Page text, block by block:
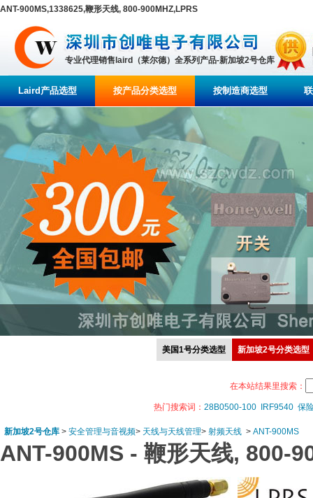
ANT-900MS,1338625,鞭形天线, 800-900MHZ,LPRS
专业代理销售laird（莱尔德）全系列产品-新加坡2号仓库
Laird产品选型 按产品分类选型 按制造商选型
美国1号分类选型 新加坡2号分类选型
在本站结果里搜索：
热门搜索词： 28B0500-100 IRF9540 保
新加坡2号仓库 > 安全管理与音视频> 天线与天线管理> 射频天线 > ANT-900MS
ANT-900MS - 鞭形天线, 800-